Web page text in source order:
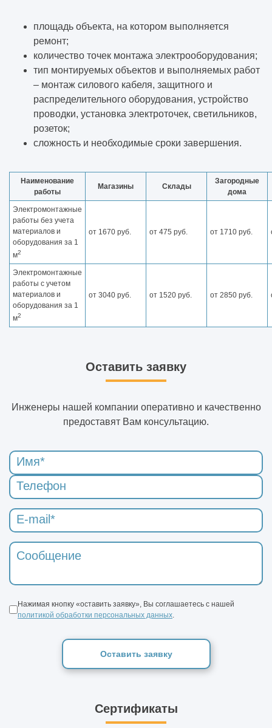
площадь объекта, на котором выполняется
ремонт;
количество точек монтажа электрооборудования;
тип монтируемых объектов и выполняемых работ
– монтаж силового кабеля, защитного и
распределительного оборудования, устройство
проводки, установка электроточек, светильников,
розеток;
сложность и необходимые сроки завершения.
Наименование
работы
Магазины Склады
Загородные
дома
Электромонтажные
работы без учета
материалов и
оборудования за 1
м2
от 1670 руб. от 475 руб. от 1710 руб.
Электромонтажные
работы с учетом
материалов и
оборудования за 1
м2
от 3040 руб. от 1520 руб. от 2850 руб.
Оставить заявку
Инженеры нашей компании оперативно и качественно
предоставят Вам консультацию.
Нажимая кнопку «оставить заявку», Вы соглашаетесь с нашей
политикой обработки персональных данных
Оставить заявку
Сертификаты